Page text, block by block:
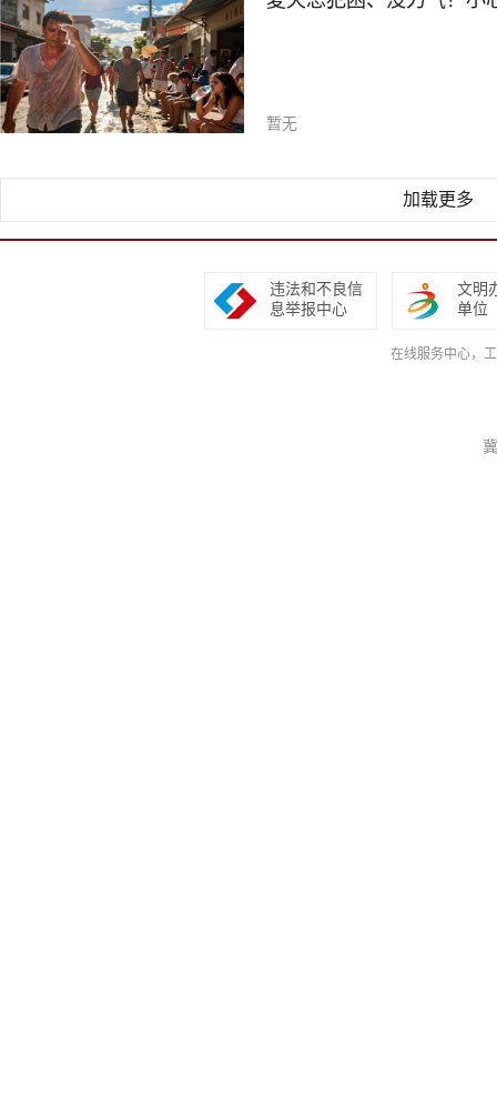
暂无
加载更多
违法和不良信
息举报中心
文明
单位
在线服务中心，